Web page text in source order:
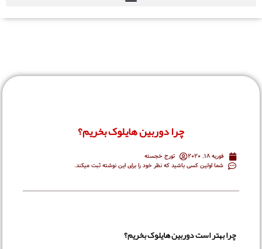
چرا دوربین هایلوک بخریم؟
فوریه 18, 2020
تورج خجسته
شما اولین کسی باشید که نظر خود را برای این نوشته ثبت میکند.
چرا بهتر است دوربین هایلوک بخریم؟